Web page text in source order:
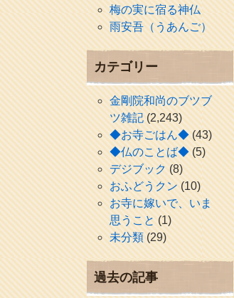
梅の実に宿る神仏
雨安吾（うあんご）
カテゴリー
金剛院和尚のブツブ
ツ雑記(2,243)
◆お寺ごはん◆(43)
◆仏のことば◆(5)
デジブック(8)
おふどうクン(10)
お寺に嫁いで、いま
思うこと(1)
未分類(29)
過去の記事